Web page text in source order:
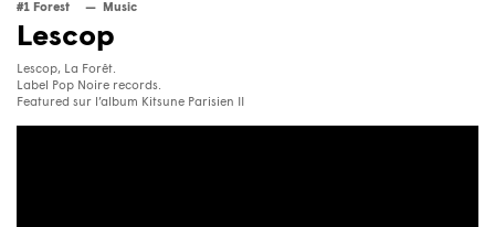
#1 Forest Music
Lescop
Lescop, La Forêt.
Label Pop Noire records.
Featured sur l’album Kitsune Parisien II